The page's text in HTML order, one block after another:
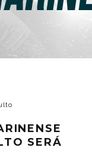
SERÁ